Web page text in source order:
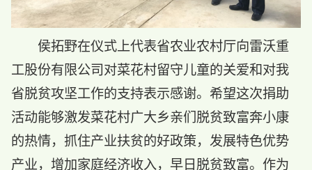
侯拓野在仪式上代表省农业农村厅向雷沃重
工股份有限公司对菜花村留守儿童的关爱和对我
省脱贫攻坚工作的支持表示感谢。希望这次捐助
活动能够激发菜花村广大乡亲们脱贫致富奔小康
的热情，抓住产业扶贫的好政策，发展特色优势
产业，增加家庭经济收入，早日脱贫致富。作为